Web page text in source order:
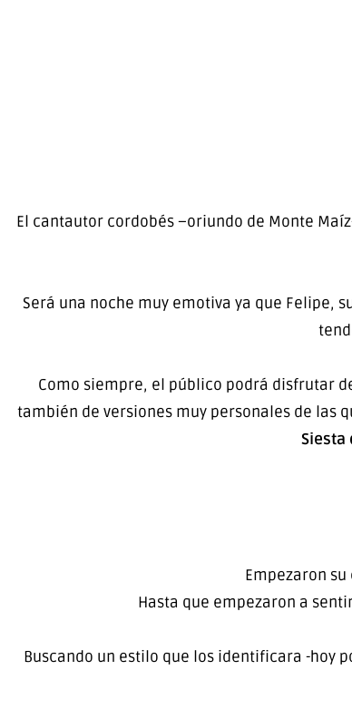
El cantautor cordobés –oriundo de Monte
Será una noche muy emotiva ya que Felipe,
Como siempre, el público podrá disfrutar
también de versiones muy personales de las
Siesta
Empezaron
Hasta que empezaron a
Buscando un estilo que los identificara -hoy